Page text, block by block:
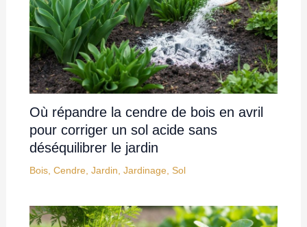
Où répandre la cendre de bois en avril
pour corriger un sol acide sans
déséquilibrer le jardin
Bois, Cendre Jardin Jardinage Sol